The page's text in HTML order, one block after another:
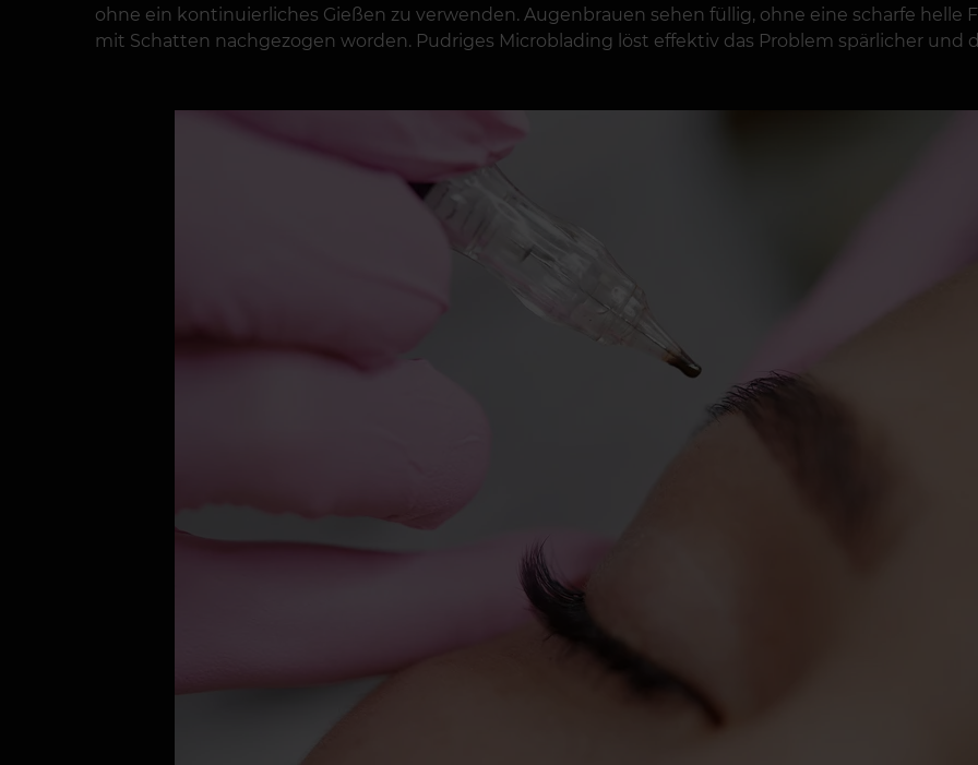
ohne ein kontinuierliches Gießen zu verwenden. Augenbrauen sehen füllig, ohne eine scharfe helle
mit Schatten nachgezogen worden. Pudriges Microblading löst effektiv das Problem spärlicher und